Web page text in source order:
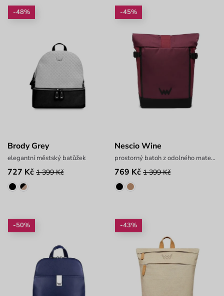
-48%
Brody Grey
elegantní městský batůžek
727 Kč 1 399 Kč
-45%
Nescio Wine
prostorný batoh z odolného materiálu
769 Kč 1 399 Kč
-50% -43%